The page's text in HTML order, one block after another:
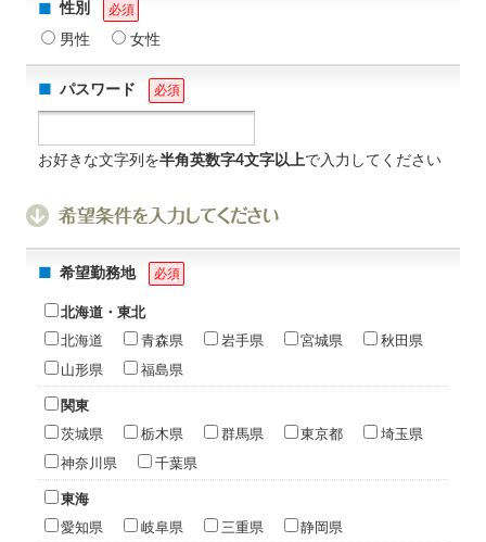
性別 必須
男性 女性
パスワード 必須
お好きな文字列を半角英数字4文字以上で入力してください
希望勤務地 必須
北海道・東北
北海道 青森県 岩手県 宮城県 秋田県
山形県 福島県
関東
茨城県 栃木県 群馬県 東京都 埼玉県
神奈川県 千葉県
東海
愛知県 岐阜県 三重県 静岡県